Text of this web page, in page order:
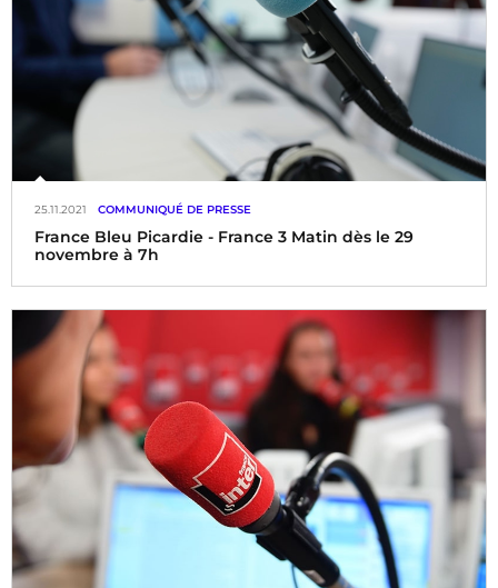
France Bleu Picardie - France 3 Matin dès le 29
novembre à 7h
25.11.2021 COMMUNIQUÉ DE PRESSE